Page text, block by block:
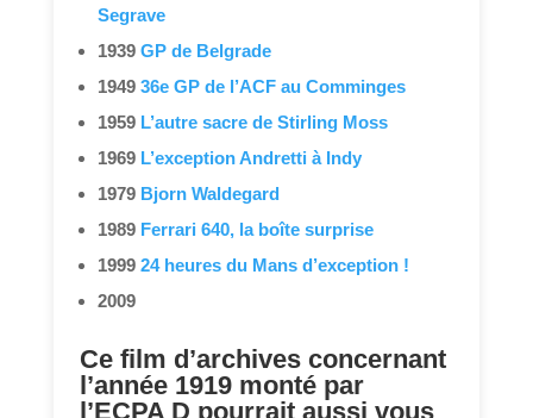
Segrave
1939GP de Belgrade
1949 36e GP de l’ACF au Comminges
1959 L’autre sacre de Stirling Moss
1969 L’exception Andretti à Indy
1979 Bjorn Waldegard
1989 Ferrari 640, la boîte surprise
199924 heures du Mans d’exception !
2009
Ce film d’archives concernant
l’année 1919 monté par
l’ECPA D pourrait aussi vous